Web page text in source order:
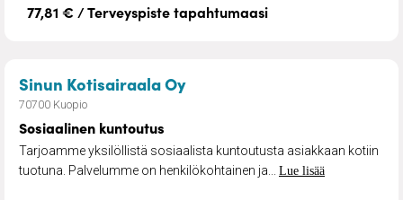
77,81 € / Terveyspiste tapahtumaasi
Sinun Kotisairaala Oy– Sosiaalinen kuntoutus
70700 Kuopio
Sosiaalinen kuntoutus
Tarjoamme yksilöllistä sosiaalista kuntoutusta asiakkaan kotiin
tuotuna. Palvelumme on henkilökohtainen ja... Lue lisää